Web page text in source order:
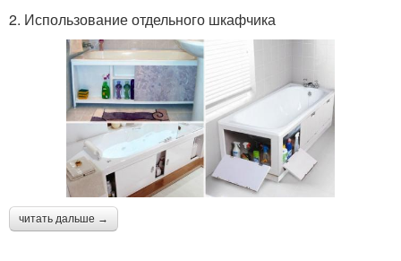
2. Использование отдельного шкафчика
читать дальше →